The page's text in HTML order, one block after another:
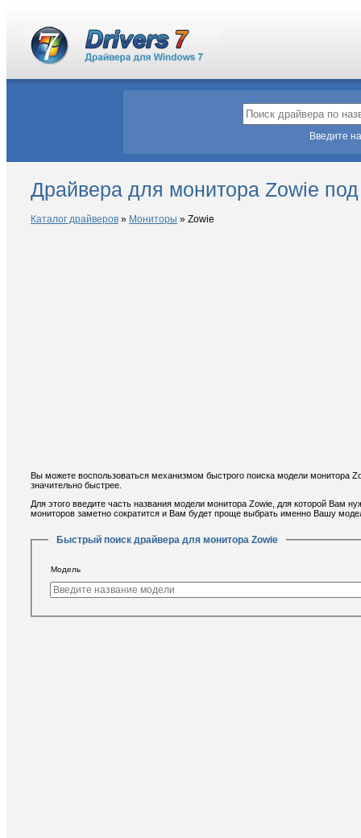
Введите
Драйвера для монитора Zowie
Каталог драйверов » Мониторы » Zowie
Вы можете воспользоваться механизмом быстрого поиска модели монитора
значительно быстрее.
Для этого введите часть названия модели монитора Zowie, для которой Вам
мониторов заметно сократится и Вам будет проще выбрать именно Вашу
Быстрый поиск драйвера для монитора Zowie
Модель